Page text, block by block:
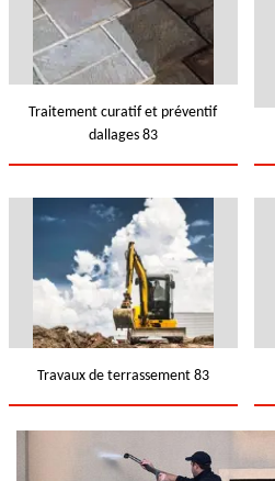
Traitement curatif et préventif
dallages 83
Travaux de terrassement 83